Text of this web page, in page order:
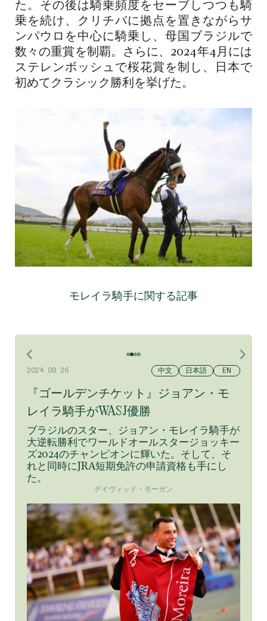
た。その後は騎乗頻度をセーブしつつも騎
乗を続け、クリチバに拠点を置きながらサ
ンパウロを中心に騎乗し、母国ブラジルで
数々の重賞を制覇。さらに、2024年4月には
ステレンボッシュで桜花賞を制し、日本で
初めてクラシック勝利を挙げた。
モレイラ騎手に関する記事
2024 06 19 中文 日本語 EN
2024 08 26 中文 日本語 EN
『ゴールデンチケット』ジョアン・モ
レイラ騎手がWASJ優勝
ブラジルのスター、ジョアン・モレイラ騎手が
大逆転勝利でワールドオールスタージョッキー
ズ2024のチャンピオンに輝いた。そして、そ
れと同時にJRA短期免許の申請資格も手にし
た。
デイヴィッド・モーガン
続きを読む
2025 04 30 中文 日本語 EN
2025 04 04 日本語 EN